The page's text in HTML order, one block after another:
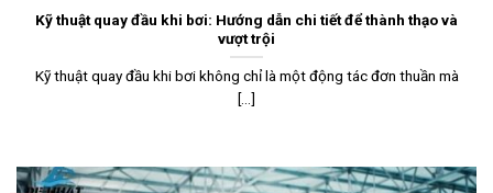
Kỹ thuật quay đầu khi bơi: Hướng dẫn chi tiết để thành thạo và
vượt trội
Kỹ thuật quay đầu khi bơi không chỉ là một động tác đơn thuần mà
[...]